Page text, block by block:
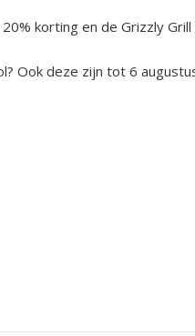
korting en de Grizzly
Ook deze zijn tot 6